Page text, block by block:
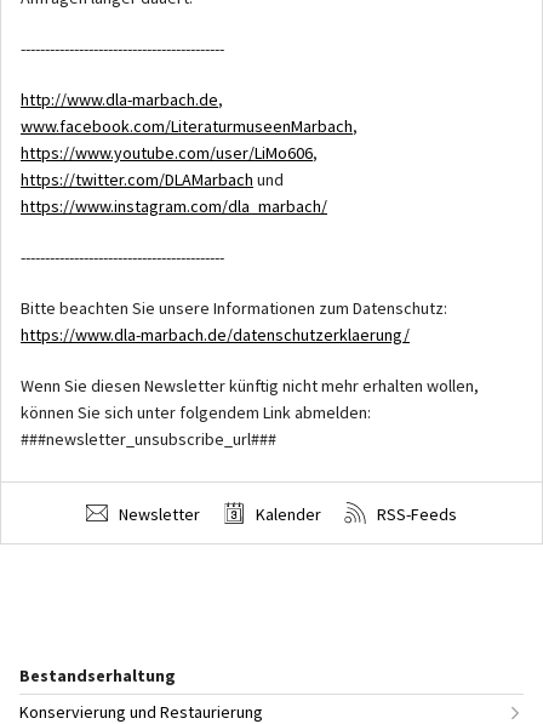
------------------------------------------
http://www.dla-marbach.de,
www.facebook.com/LiteraturmuseenMarbach,
https://www.youtube.com/user/LiMo606,
https://twitter.com/DLAMarbach und
https://www.instagram.com/dla_marbach/
------------------------------------------
Bitte beachten Sie unsere Informationen zum Datenschutz:
https://www.dla-marbach.de/datenschutzerklaerung/
Wenn Sie diesen Newsletter künftig nicht mehr erhalten wollen,
können Sie sich unter folgendem Link abmelden:
###newsletter_unsubscribe_url###
Newsletter Kalender RSS-Feeds
Bestandserhaltung
Konservierung und Restaurierung